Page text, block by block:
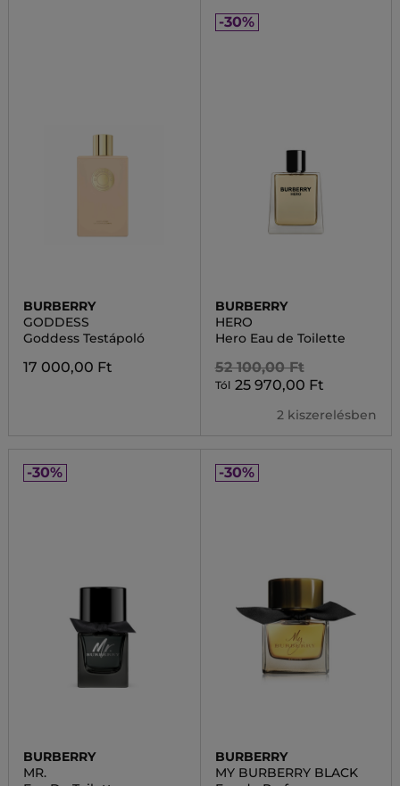
BURBERRY
GODDESS
Goddess Testápoló
17 000,00 Ft
-30%
BURBERRY
HERO
Hero Eau de Toilette
52 100,00 Ft
Tól 25 970,00 Ft
2 kiszerelésben
-30%
BURBERRY
MR.
-30%
BURBERRY
MY BURBERRY BLACK